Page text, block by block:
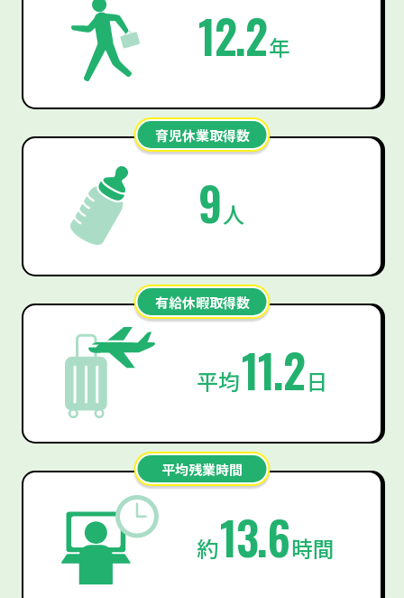
12.2年
育児休業取得数
9人
有給休暇取得数
平均11.2日
平均残業時間
約13.6時間